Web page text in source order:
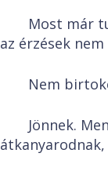
Most már
az érzések
Nem
Jönnek.